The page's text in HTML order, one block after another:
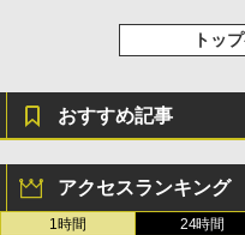
トッ
おすすめ記事
アクセスランキング
1時間 24時間